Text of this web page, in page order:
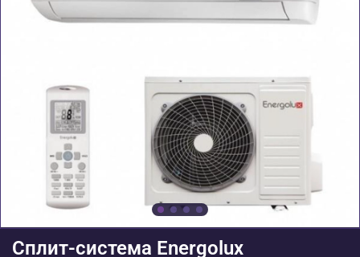
Сплит-система Energolux